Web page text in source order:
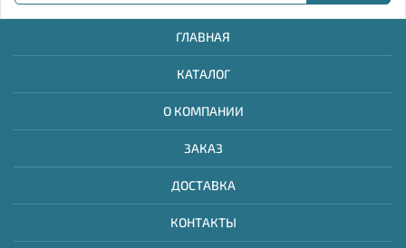
ГЛАВНАЯ
КАТАЛОГ
О КОМПАНИИ
ЗАКАЗ
ДОСТАВКА
КОНТАКТЫ